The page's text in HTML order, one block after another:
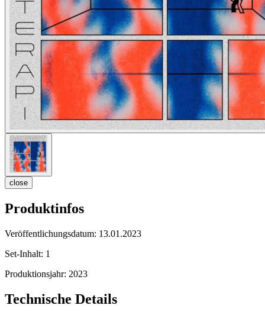
close
Produktinfos
Veröffentlichungsdatum: 13.01.2023
Set-Inhalt: 1
Produktionsjahr: 2023
Technische Details